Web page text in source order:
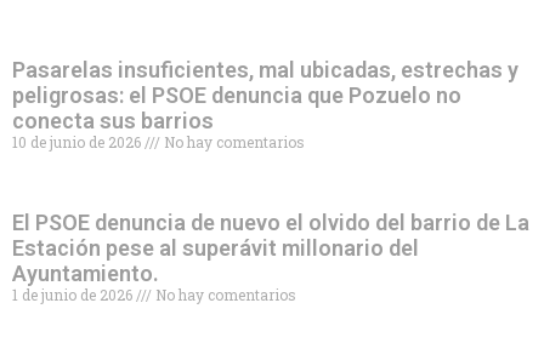
Pasarelas insuficientes, mal ubicadas, estrechas y
peligrosas: el PSOE denuncia que Pozuelo no
conecta sus barrios
10 de junio de 2026 No hay comentarios
El PSOE denuncia de nuevo el olvido del barrio de La
Estación pese al superávit millonario del
Ayuntamiento.
1 de junio de 2026 No hay comentarios